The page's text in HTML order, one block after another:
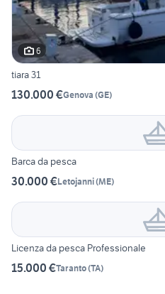
6
tiara 31
130.000 €Genova (GE)
Barca da pesca
30.000 €Letojanni(ME)
Licenza da pesca Professionale
15.000 €Taranto(TA)